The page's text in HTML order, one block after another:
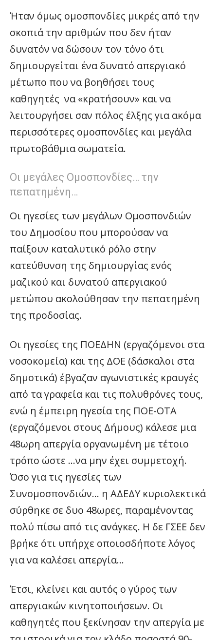
Ήταν όμως ομοσπονδίες μικρές από την
σκοπιά την αριθμών που δεν ήταν
δυνατόν να δώσουν τον τόνο ότι
δημιουργείται ένα δυνατό απεργιακό
μέτωπο που να βοηθήσει τους
καθηγητές να «κρατήσουν» και να
λειτουργήσει σαν πόλος έλξης για ακόμα
περισσότερες ομοσπονδίες και μεγάλα
πρωτοβάθμια σωματεία.
Οι μεγάλες Ομοσπονδίες… την
πεπατημένη…
Οι ηγεσίες των μεγάλων Ομοσπονδιών
του Δημοσίου που μπορούσαν να
παίξουν καταλυτικό ρόλο στην
κατεύθυνση της δημιουργίας ενός
μαζικού και δυνατού απεργιακού
μετώπου ακολούθησαν την πεπατημένη
της προδοσίας.
Οι ηγεσίες της ΠΟΕΔΗΝ (εργαζόμενοι στα
νοσοκομεία) και της ΔΟΕ (δάσκαλοι στα
δημοτικά) έβγαζαν αγωνιστικές κραυγές
από τα γραφεία και τις πολυθρόνες τους,
ενώ η έμπειρη ηγεσία της ΠΟΕ-ΟΤΑ
(εργαζόμενοι στους Δήμους) κάλεσε μια
48ωρη απεργία οργανωμένη με τέτοιο
τρόπο ώστε …να μην έχει συμμετοχή.
Όσο για τις ηγεσίες των
Συνομοσπονδιών… η ΑΔΕΔΥ κυριολεκτικά
σύρθηκε σε δυο 48ωρες, παραμένοντας
πολύ πίσω από τις ανάγκες. Η δε ΓΣΕΕ δεν
βρήκε ότι υπήρχε οποιοσδήποτε λόγος
για να καλέσει απεργία…
Έτσι, κλείνει και αυτός ο γύρος των
απεργιακών κινητοποιήσεων. Οι
καθηγητές που ξεκίνησαν την απεργία με